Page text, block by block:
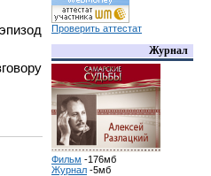
Проверить аттестат
Журнал
Фильм -176мб
Журнал -5мб